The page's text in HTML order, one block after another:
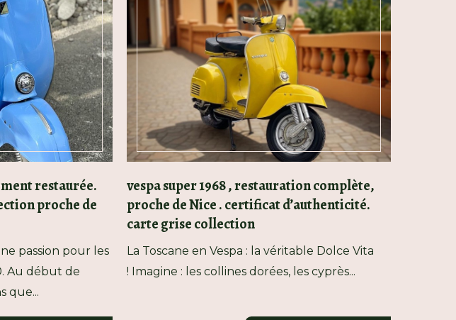
restaurée.
proche de
passion pour les
Au début de
que...
vespa super 1968 , restauration complète,
proche de Nice . certificat d’authenticité.
carte grise collection
La Toscane en Vespa : la véritable Dolce Vita
! Imagine : les collines dorées, les cyprès...